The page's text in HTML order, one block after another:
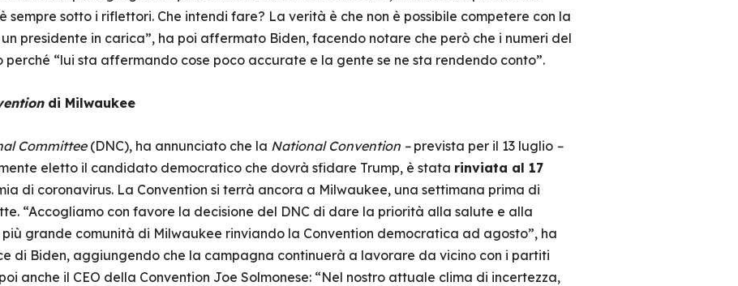
sempre sotto i riflettori. Che intendi fare? La verità è che non è possibile competere con la
presidente in carica”, ha poi affermato Biden, facendo notare che però che i numeri del
perché “lui sta affermando cose poco accurate e la gente se ne sta rendendo conto”.
di Milwaukee
Committee(DNC), ha annunciato che la National Convention – prevista per il 13 luglio–
eletto il candidato democratico che dovrà sfidare Trump, è stata rinviata al 17
di coronavirus. La Convention si terrà ancora a Milwaukee, una settimana prima di
“Accogliamo con favore la decisione del DNC di dare la priorità alla salute e alla
grande comunità di Milwaukee rinviando la Convention democratica ad agosto”, ha
di Biden, aggiungendo che la campagna continuerà a lavorare da vicino con i partiti
anche il CEO della Convention Joe Solmonese: “Nel nostro attuale clima di incertezza,